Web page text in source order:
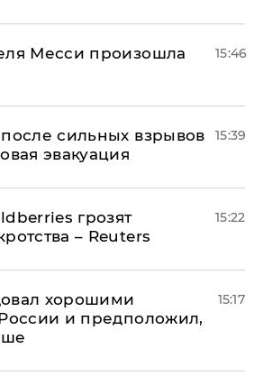
Месси произошла
15:46
сильных взрывов
эвакуация
15:39
грозят
– Reuters
15:22
хорошими
и предположил,
15:17